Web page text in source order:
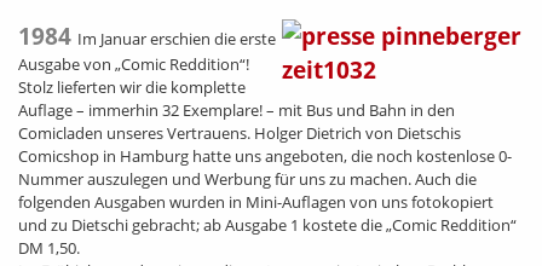
1984 Im Januar erschien die erste
Ausgabe von „Comic Reddition“!
Stolz lieferten wir die komplette
Auflage – immerhin 32 Exemplare! – mit Bus und Bahn in den
Comicladen unseres Vertrauens. Holger Dietrich von Dietschis
Comicshop in Hamburg hatte uns angeboten, die noch kostenlose 0-
Nummer auszulegen und Werbung für uns zu machen. Auch die
folgenden Ausgaben wurden in Mini-Auflagen von uns fotokopiert
und zu Dietschi gebracht; ab Ausgabe 1 kostete die „Comic Reddition“
DM 1,50.